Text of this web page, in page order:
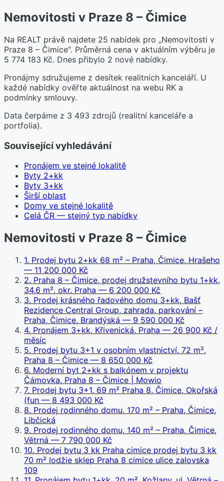
Nemovitosti v Praze 8 – Čimice
Na REALT právě najdete 25 nabídek pro „Nemovitosti v
Praze 8 – Čimice“. Průměrná cena v aktuálním výběru je
5 774 183 Kč. Dnes přibylo 2 nové nabídky.
Pronájmy sdružujeme z desítek realitních kanceláří. U
každé nabídky ověřte aktuálnost na webu RK a
podmínky smlouvy.
Data čerpáme z 3 493 zdrojů (realitní kanceláře a
portfolia).
Související vyhledávání
Pronájem ve stejné lokalitě
Byty 2+kk
Byty 3+kk
Širší oblast
Domy ve stejné lokalitě
Celá ČR — stejný typ nabídky
Nemovitosti v Praze 8 – Čimice
1. Prodej bytu 2+kk 68 m² – Praha, Čimice, Hrašeho
— 11 200 000 Kč
2. Praha 8 – Čimice, prodej družstevního bytu 1+kk,
34,6 m², okr. Praha — 6 200 000 Kč
3. Prodej krásného řadového domu 3+kk, Bašť
Rezidence Central Group, zahrada, parkování –
Praha, Čimice, Brandýská — 9 590 000 Kč
4. Pronájem 3+kk, Křivenická, Praha — 26 900 Kč /
měsíc
5. Prodej bytu 3+1 v osobním vlastnictví, 72 m²,
Praha 8 – Čimice — 8 650 000 Kč
6. Moderní byt 2+kk s balkónem v projektu
Čámovka, Praha 8 – Čimice | Mowio
7. Prodej bytu 3+1, 69 m² Praha 8, Čimice, Okořská
(fun — 8 493 000 Kč
8. Prodej rodinného domu, 170 m² – Praha, Čimice,
Libčická
9. Prodej rodinného domu, 140 m² – Praha, Čimice,
Větrná — 7 790 000 Kč
10. Prodej bytu 3 kk Praha cimice prodej bytu 3 kk
70 m² lodžie sklep Praha 8 cimice ulice zalovska
109